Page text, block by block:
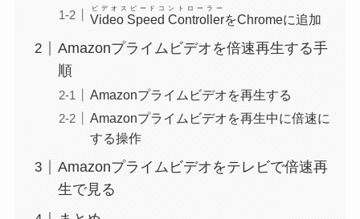
Video Speed Controller
ビデオスピードコントローラー
をChromeに追加
Amazonプライムビデオを倍速再生する手
順
Amazonプライムビデオを再生する
Amazonプライムビデオを再生中に倍速に
する操作
Amazonプライムビデオをテレビで倍速再
生で見る